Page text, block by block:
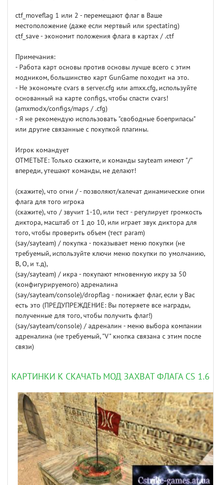
ctf_moveflag 1 или 2 - перемещают флаг в Ваше
местоположение (даже если мертвый или spectating)
ctf_save - экономит положения флага в картах / .ctf
Примечания:
- Работа карт основы против основы лучше всего с этим
модником, большинство карт GunGame походит на это.
- Не экономьте cvars в server.cfg или amxx.cfg, используйте
основанный на карте configs, чтобы спасти cvars!
(amxmodx/configs/maps / .cfg)
- Я не рекомендую использовать "свободные боеприпасы"
или другие связанные с покупкой плагины.
Игрок командует
ОТМЕТЬТЕ: Только скажите, и команды sayteam имеют "/"
впереди, утешают команды, не делают!
(скажите), что огни / - позволяют/калечат динамические огни
флага для того игрока
(скажите), что / звучит 1-10, или тест - регулирует громкость
диктора, масштаб от 1 до 10, или играет звук диктора для
того, чтобы проверить объем (тест param)
(say/sayteam) / покупка - показывает меню покупки (не
требуемый, используйте ключи меню покупки по умолчанию,
B, O, и т.д),
(say/sayteam) / икра - покупают мгновенную икру за 50
(конфигурируемого) адреналина
(say/sayteam/console)/dropflag - понижает флаг, если у Вас
есть это (ПРЕДУПРЕЖДЕНИЕ: Вы потеряете все награды,
полученные для того, чтобы получить флаг!)
(say/sayteam/console) / адреналин - меню выбора компании
адреналина (не требуемый, "V" кнопка связана с этим после
связи)
КАРТИНКИ К СКАЧАТЬ МОД ЗАХВАТ ФЛАГА CS 1.6